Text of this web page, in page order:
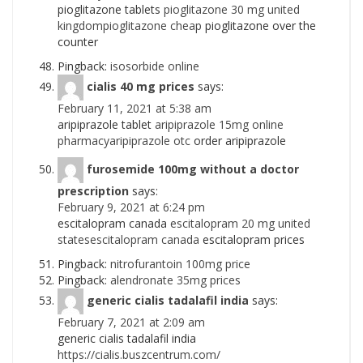
pioglitazone tablets pioglitazone 30 mg united
kingdompioglitazone cheap pioglitazone over the
counter
Pingback: isosorbide online
cialis 40 mg prices says:
February 11, 2021 at 5:38 am
aripiprazole tablet aripiprazole 15mg online
pharmacyaripiprazole otc order aripiprazole
furosemide 100mg without a doctor
prescription says:
February 9, 2021 at 6:24 pm
escitalopram canada escitalopram 20 mg united
statesescitalopram canada escitalopram prices
Pingback: nitrofurantoin 100mg price
Pingback: alendronate 35mg prices
generic cialis tadalafil india says:
February 7, 2021 at 2:09 am
generic cialis tadalafil india
https://cialis.buszcentrum.com/